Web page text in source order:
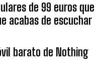
de 99 euros que
acabas de escuchar
barato de Nothing